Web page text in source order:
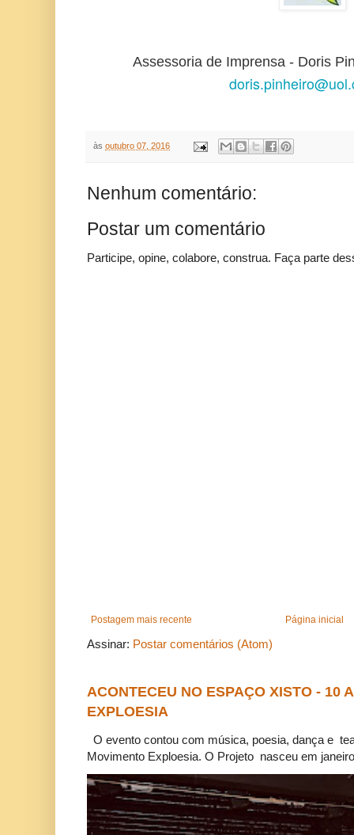
Assessoria de Imprensa - Doris
às outubro 07, 2016
Nenhum comentário:
Postar um comentário
Participe, opine, colabore, construa. Faça parte
Postagem mais recente Página inicial
Assinar: Postar comentários (Atom)
ACONTECEU NO ESPAÇO XISTO - 10
EXPLOESIA
O evento contou com música, poesia, dança e
Movimento Exploesia. O Projeto nasceu em